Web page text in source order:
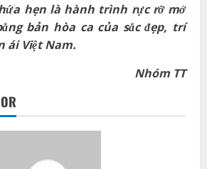
hẹn là hành trình rực rỡ mở
bản hòa ca của sắc đẹp, trí
ái Việt Nam.
Nhóm TT